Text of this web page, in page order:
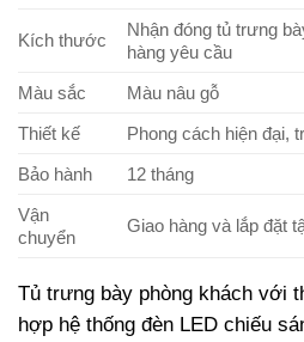
Kích thước
Nhận đóng tủ trưng
hàng yêu cầu
Màu sắc
Màu nâu gỗ
Thiết kế
Phong cách hiện đại,
Bảo hành
12 tháng
Vận
chuyển
Giao hàng và lắp đặt
Tủ trưng bày phòng khách với
hợp hệ thống đèn LED chiếu